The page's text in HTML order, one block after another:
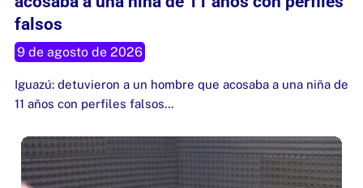
falsos
9 de agosto de 2026
Iguazú: detuvieron a un hombre que acosaba a una niña de
11 años con perfiles falsos…